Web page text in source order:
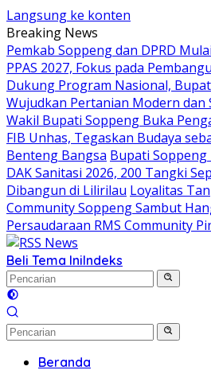
Langsung ke konten
Breaking News
Pemkab Soppeng dan DPRD
PPAS 2027, Fokus pada
Dukung Program Nasional,
Wujudkan Pertanian Modern dan
Wakil Bupati Soppeng Buka
FIB Unhas, Tegaskan Budaya
Benteng Bangsa Bupati Soppeng
DAK Sanitasi 2026, 200 Tangki
Dibangun di Lilirilau Loyalitas
Community Soppeng Sambut
Persaudaraan RMS Community
Beli Tema IniIndeks
Beranda